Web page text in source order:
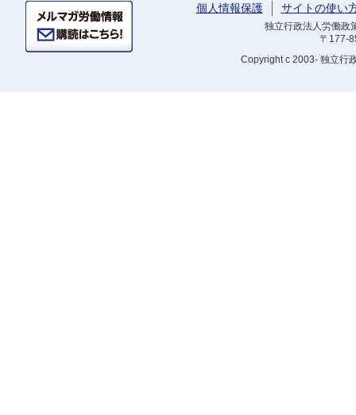
個人情報保護 サイトの使い
独立行政法人労働
〒177-
Copyrightc 2003- 独立行